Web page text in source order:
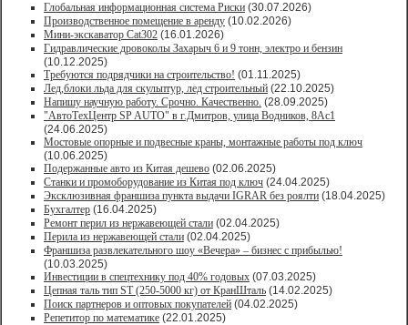
Глобальная информационная система Риски (30.07.2026)
Производственное помещение в аренду (10.02.2026)
Мини-экскаватор Cat302 (16.01.2026)
Гидравлические дровоколы Захарыч 6 и 9 тонн, электро и бензин
(10.12.2025)
Требуются подрядчики на строительство! (01.11.2025)
Лед,блоки льда для скульптур, лед строительный (22.10.2025)
Напишу научную работу. Срочно. Качественно. (28.09.2025)
"АвтоТехЦентр SP AUTO" в г.Дмитров, улица Водников, 8Ас1
(24.06.2025)
Мостовые опорные и подвесные краны, монтажные работы под ключ
(10.06.2025)
Подержанные авто из Китая дешево (02.06.2025)
Станки и промоборудование из Китая под ключ (24.04.2025)
Эксклюзивная франшиза пункта выдачи IGRAR без роялти (18.04.2025)
Бухгалтер (16.04.2025)
Ремонт перил из нержавеющей стали (02.04.2025)
Перила из нержавеющей стали (02.04.2025)
Франшиза развлекательного шоу «Вечера» – бизнес с прибылью!
(10.03.2025)
Инвестиции в спецтехнику под 40% годовых (07.03.2025)
Цепная таль тип ST (250-5000 кг) от КранШталь (14.02.2025)
Поиск партнеров и оптовых покупателей (04.02.2025)
Репетитор по математике (22.01.2025)